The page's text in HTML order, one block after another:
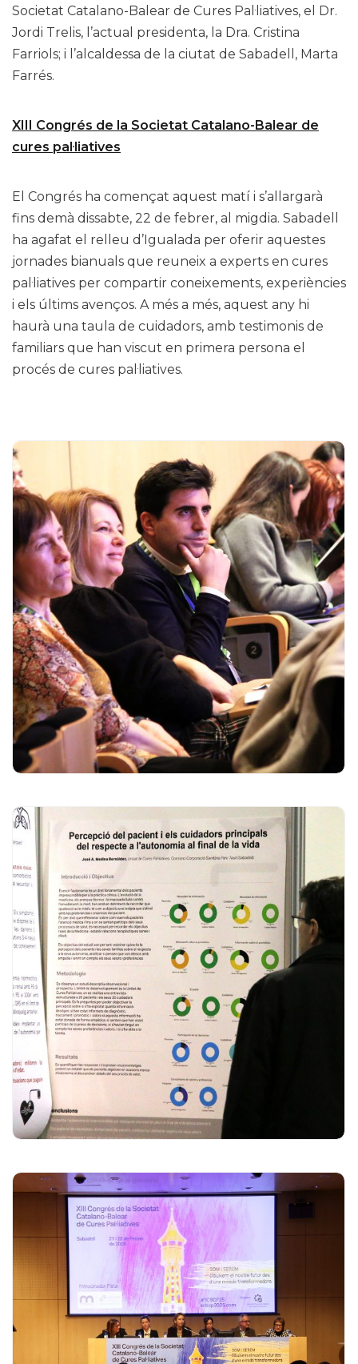
Societat Catalano-Balear de Cures Pal·liatives, el Dr.
Jordi Trelis, l’actual presidenta, la Dra. Cristina
Farriols; i l’alcaldessa de la ciutat de Sabadell, Marta
Farrés.
XIII Congrés de la Societat Catalano-Balear de
cures pal·liatives
El Congrés ha començat aquest matí i s’allargarà
fins demà dissabte, 22 de febrer, al migdia. Sabadell
ha agafat el relleu d’Igualada per oferir aquestes
jornades bianuals que reuneix a experts en cures
pal·liatives per compartir coneixements, experiències
i els últims avenços. A més a més, aquest any hi
haurà una taula de cuidadors, amb testimonis de
familiars que han viscut en primera persona el
procés de cures pal·liatives.